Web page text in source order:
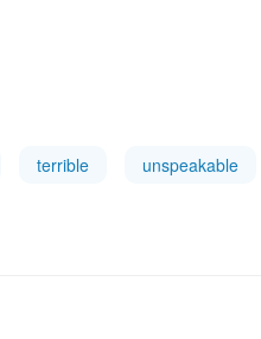
terrible unspeakable